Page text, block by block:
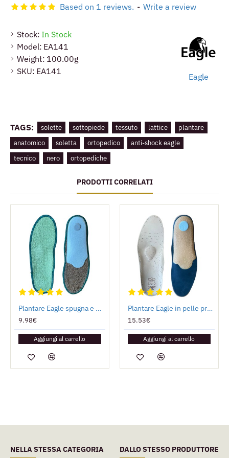
Stock: In Stock
Model: EA141
Weight: 100.00g
SKU: EA141
Eagle
Based on 1 reviews. - Write a review
TAGS: solette sottopiede tessuto lattice
plantare
anatomico
soletta ortopedico
anti-shock eagle
tecnico
nero ortopediche
PRODOTTI CORRELATI
Plantare Eagle spugna e fibra di cocco
9.98€
Aggiungi al carrello
Plantare Eagle in pelle pregiata e lattice
15.53€
Aggiungi al carrello
NELLA STESSA CATEGORIA DALLO STESSO PRODUTTORE